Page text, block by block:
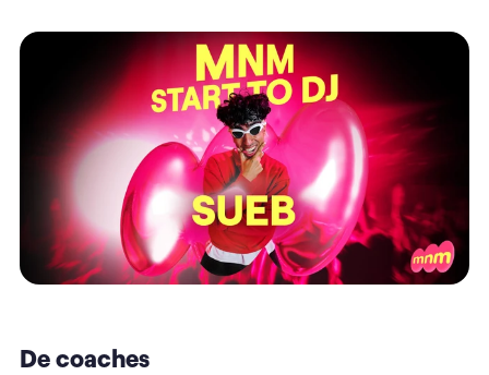
De coaches